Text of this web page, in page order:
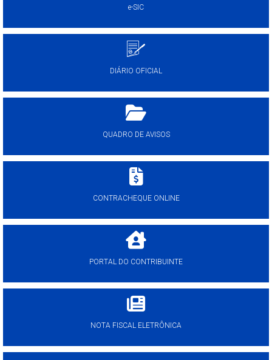
e-SIC
DIÁRIO OFICIAL
QUADRO DE AVISOS
CONTRACHEQUE ONLINE
PORTAL DO CONTRIBUINTE
NOTA FISCAL ELETRÔNICA